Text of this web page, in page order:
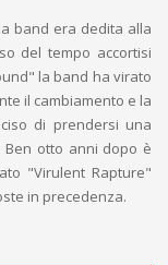
band era dedita alla
del tempo accortisi
la band ha virato
il cambiamento e la
di prendersi una
Ben otto anni dopo è
"Virulent Rapture"
in precedenza.